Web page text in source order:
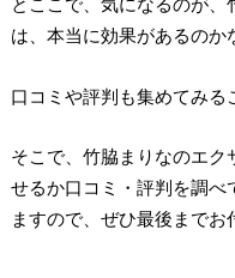
は、本当に効果があるのか
口コミや評判も集めてみる
そこで、竹脇まりなのエ
せるか口コミ・評判を調べ
ますので、ぜひ最後までお